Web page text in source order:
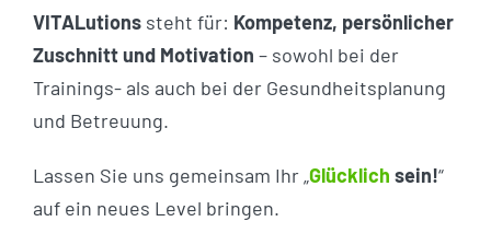
VITALutions steht für: Kompetenz, persönlicher
Zuschnitt und Motivation – sowohl bei der
Trainings- als auch bei der Gesundheitsplanung
und Betreuung.
Lassen Sie uns gemeinsam Ihr „Glücklich sein!“
auf ein neues Level bringen.